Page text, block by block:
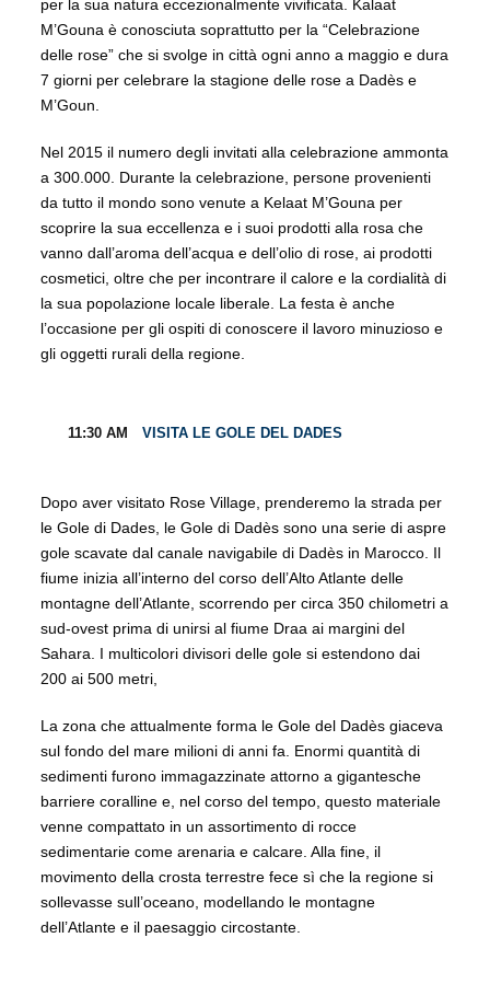
per la sua natura eccezionalmente vivificata. Kalaat
M’Gouna è conosciuta soprattutto per la “Celebrazione
delle rose” che si svolge in città ogni anno a maggio e dura
7 giorni per celebrare la stagione delle rose a Dadès e
M’Goun.
Nel 2015 il numero degli invitati alla celebrazione ammonta
a 300.000. Durante la celebrazione, persone provenienti
da tutto il mondo sono venute a Kelaat M’Gouna per
scoprire la sua eccellenza e i suoi prodotti alla rosa che
vanno dall’aroma dell’acqua e dell’olio di rose, ai prodotti
cosmetici, oltre che per incontrare il calore e la cordialità di
la sua popolazione locale liberale. La festa è anche
l’occasione per gli ospiti di conoscere il lavoro minuzioso e
gli oggetti rurali della regione.
11:30 AM VISITA LE GOLE DEL DADES
Dopo aver visitato Rose Village, prenderemo la strada per
le Gole di Dades, le Gole di Dadès sono una serie di aspre
gole scavate dal canale navigabile di Dadès in Marocco. Il
fiume inizia all’interno del corso dell’Alto Atlante delle
montagne dell’Atlante, scorrendo per circa 350 chilometri a
sud-ovest prima di unirsi al fiume Draa ai margini del
Sahara. I multicolori divisori delle gole si estendono dai
200 ai 500 metri,
La zona che attualmente forma le Gole del Dadès giaceva
sul fondo del mare milioni di anni fa. Enormi quantità di
sedimenti furono immagazzinate attorno a gigantesche
barriere coralline e, nel corso del tempo, questo materiale
venne compattato in un assortimento di rocce
sedimentarie come arenaria e calcare. Alla fine, il
movimento della crosta terrestre fece sì che la regione si
sollevasse sull’oceano, modellando le montagne
dell’Atlante e il paesaggio circostante.